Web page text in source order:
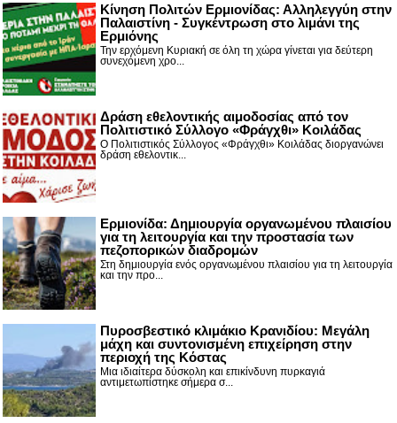
Κίνηση Πολιτών Ερμιονίδας: Αλληλεγγύη στην
Παλαιστίνη - Συγκέντρωση στο λιμάνι της
Ερμιόνης
Την ερχόμενη Κυριακή σε όλη τη χώρα γίνεται για δεύτερη
συνεχόμενη χρο...
Δράση εθελοντικής αιμοδοσίας από τον
Πολιτιστικό Σύλλογο «Φράγχθι» Κοιλάδας
Ο Πολιτιστικός Σύλλογος «Φράγχθι» Κοιλάδας διοργανώνει
δράση εθελοντικ...
Ερμιονίδα: Δημιουργία οργανωμένου πλαισίου
για τη λειτουργία και την προστασία των
πεζοπορικών διαδρομών
Στη δημιουργία ενός οργανωμένου πλαισίου για τη λειτουργία
και την προ...
Πυροσβεστικό κλιμάκιο Κρανιδίου: Μεγάλη
μάχη και συντονισμένη επιχείρηση στην
περιοχή της Κόστας
Μια ιδιαίτερα δύσκολη και επικίνδυνη πυρκαγιά
αντιμετωπίστηκε σήμερα σ...